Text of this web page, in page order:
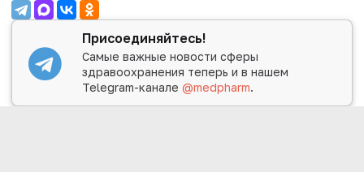
Присоединяйтесь!
Самые важные новости сферы
здравоохранения теперь и в нашем
Telegram-канале@medpharm.